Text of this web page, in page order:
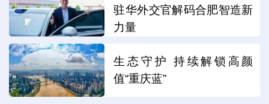
驻华外交官解码合肥智造新
力量
生态守护 持续解锁高颜
值“重庆蓝”